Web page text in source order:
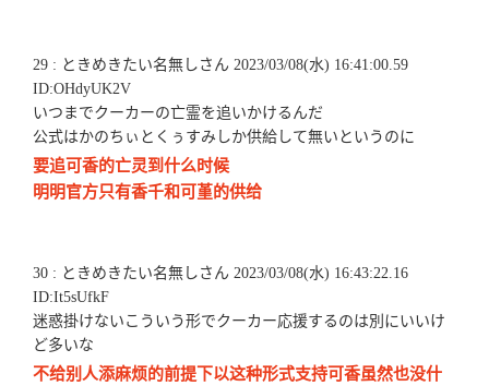
29 : ときめきたい名無しさん 2023/03/08(水) 16:41:00.59
ID:OHdyUK2V
いつまでクーカーの亡霊を追いかけるんだ
公式はかのちぃとくぅすみしか供給して無いというのに
要追可香的亡灵到什么时候
明明官方只有香千和可堇的供给
30 : ときめきたい名無しさん 2023/03/08(水) 16:43:22.16
ID:It5sUfkF
迷惑掛けないこういう形でクーカー応援するのは別にいいけ
ど多いな
不给别人添麻烦的前提下以这种形式支持可香虽然也没什